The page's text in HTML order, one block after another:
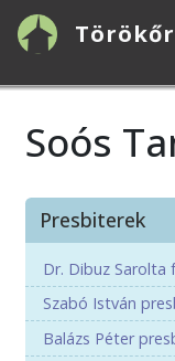
Ugrás
tartalomra
Soós
Presbiterek
Dr. Dibuz Sarolta
Szabó István
Balázs Péter